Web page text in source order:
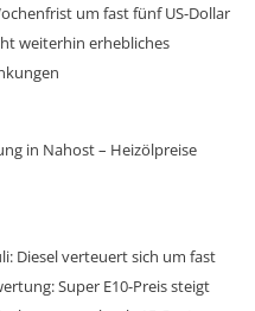
um fast fünf US-Dollar
weiterhin erhebliches
in Nahost – Heizölpreise
Diesel verteuert sich um fast
Super E10-Preis steigt